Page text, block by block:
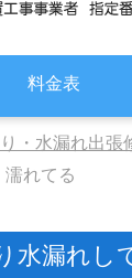
料金表
・水漏れ出張
濡れてる
水漏れし